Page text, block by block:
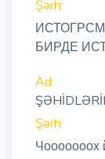
Şərh:
БИРДЕ
Ad:
Şərh:
Чооооооох